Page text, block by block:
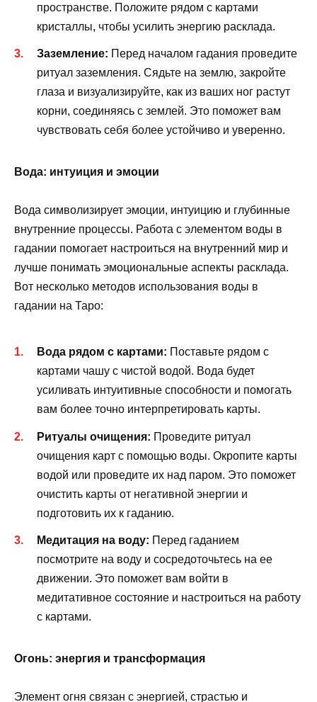
пространстве. Положите рядом с картами
кристаллы, чтобы усилить энергию расклада.
Заземление: Перед началом гадания проведите
ритуал заземления. Сядьте на землю, закройте
глаза и визуализируйте, как из ваших ног растут
корни, соединяясь с землей. Это поможет вам
чувствовать себя более устойчиво и уверенно.
Вода: интуиция и эмоции
Вода символизирует эмоции, интуицию и глубинные
внутренние процессы. Работа с элементом воды в
гадании помогает настроиться на внутренний мир и
лучше понимать эмоциональные аспекты расклада.
Вот несколько методов использования воды в
гадании на Таро:
Вода рядом с картами: Поставьте рядом с
картами чашу с чистой водой. Вода будет
усиливать интуитивные способности и помогать
вам более точно интерпретировать карты.
Ритуалы очищения: Проведите ритуал
очищения карт с помощью воды. Окропите карты
водой или проведите их над паром. Это поможет
очистить карты от негативной энергии и
подготовить их к гаданию.
Медитация на воду: Перед гаданием
посмотрите на воду и сосредоточьтесь на ее
движении. Это поможет вам войти в
медитативное состояние и настроиться на работу
с картами.
Огонь: энергия и трансформация
Элемент огня связан с энергией, страстью и